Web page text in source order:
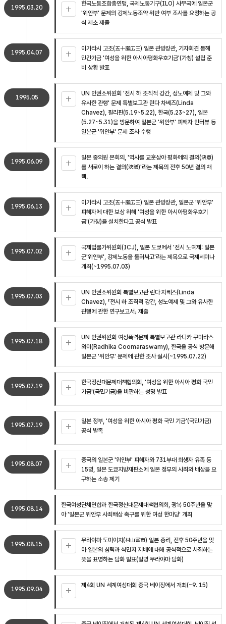
1995.03.20
한국노동조합총연맹, 국제노동기구(ILO) 사무국에 일본군
'위안부' 문제의 강제노동조약 위반 여부 조사를 요청하는 공
식 제소 제출
1995.04.07
이가라시 고조(五十嵐広三) 일본 관방장관, 기자회견 통해
민간기금 '여성을 위한 아시아평화우호기금'(가칭) 설립 준
비 상황 발표
1995.05
UN 인권소위원회 '전시 하 조직적 강간, 성노예제 및 그와
유사한 관행' 문제 특별보고관 린다 차베즈(Linda
Chavez), 필리핀(5.19~5.22), 한국(5.23~27), 일본
(5.27~5.31)을 방문하여 일본군 '위안부' 피해자 인터뷰 등
일본군 '위안부' 문제 조사 수행
1995.06.09
일본 중의원 본회의, '역사를 교훈삼아 평화에의 결의(決意)
를 새로이 하는 결의(決議)'라는 제목의 전후 50년 결의 채
택.
1995.06.13
이가라시 고조(五十嵐広三) 일본 관방장관, 일본군 '위안부'
피해자에 대한 보상 위해 '여성을 위한 아시아평화우호기
금'(가칭)을 설치한다고 공식 발표
1995.07.02
국제법률가위원회(ICJ), 일본 도쿄에서 '전시 노예제: 일본
군'위안부', 강제노동을 둘러싸고'라는 제목으로 국제세미나
개최(~1995.07.03)
1995.07.03
UN 인권소위원회 특별보고관 린다 차베즈(Linda
Chavez), 「전시 하 조직적 강간, 성노예제 및 그와 유사한
관행에 관한 연구보고서」 제출
1995.07.18
UN 인권위원회 여성폭력문제 특별보고관 라디카 쿠마라스
와미(Radhika Coomaraswamy), 한국을 공식 방문해
일본군 '위안부' 문제에 관한 조사 실시(~1995.07.22)
1995.07.19
한국정신대문제대책협의회, '여성을 위한 아시아 평화 국민
기금'(국민기금)을 비판하는 성명 발표
1995.07.19
일본 정부, '여성을 위한 아시아 평화 국민 기금'(국민기금)
공식 발족
1995.08.07
중국의 일본군 '위안부' 피해자와 731부대 희생자 유족 등
15명, 일본 도쿄지방재판소에 일본 정부의 사죄와 배상을 요
구하는 소송 제기
1995.08.14
한국여성단체연합과 한국정신대문제대책협의회, 광복 50주년을 맞
아 '일본군 위안부 사죄배상 촉구를 위한 여성 한마당' 개최
1995.08.15
무라야마 도미이치(村山富市) 일본 총리, 전후 50주년을 맞
아 일본의 침략과 식민지 지배에 대해 공식적으로 사죄하는
뜻을 표명하는 담화 발표(일명 무라야마 담화)
1995.09.04
제4회 UN 세계여성대회 중국 베이징에서 개최(~9. 15)